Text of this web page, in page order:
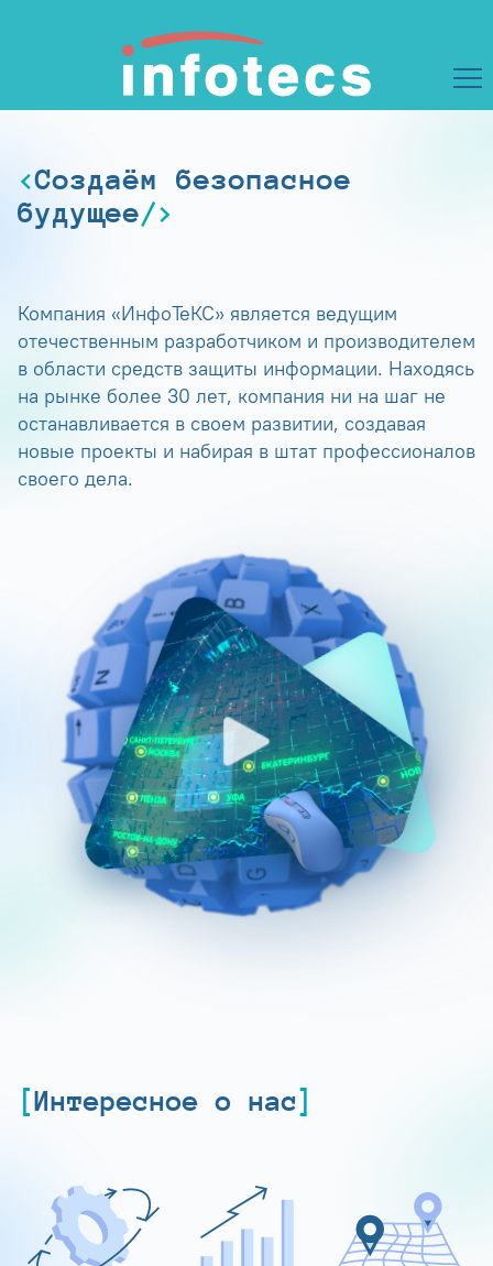
Создаём безопасное
будущее
Компания «ИнфоТеКС» является ведущим
отечественным разработчиком и производителем
в области средств защиты информации. Находясь
на рынке более 30 лет, компания ни на шаг не
останавливается в своем развитии, создавая
новые проекты и набирая в штат профессионалов
своего дела.
Интересное о нас